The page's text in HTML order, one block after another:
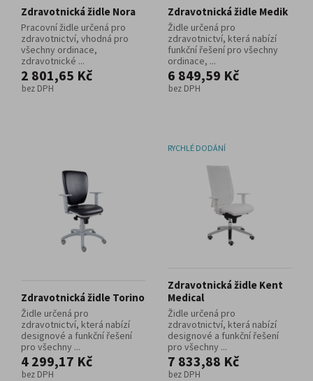
Zdravotnická židle Nora
Pracovní židle určená pro
zdravotnictví, vhodná pro
všechny ordinace,
zdravotnické ...
2 801,65 Kč
bez DPH
Zdravotnická židle Medik
Židle určená pro
zdravotnictví, která nabízí
funkční řešení pro všechny
ordinace, ...
6 849,59 Kč
bez DPH
Zdravotnická židle Torino
Židle určená pro
zdravotnictví, která nabízí
designové a funkční řešení
pro všechny ...
4 299,17 Kč
bez DPH
RYCHLÉ DODÁNÍ
Zdravotnická židle Kent
Medical
Židle určená pro
zdravotnictví, která nabízí
designové a funkční řešení
pro všechny ...
7 833,88 Kč
bez DPH